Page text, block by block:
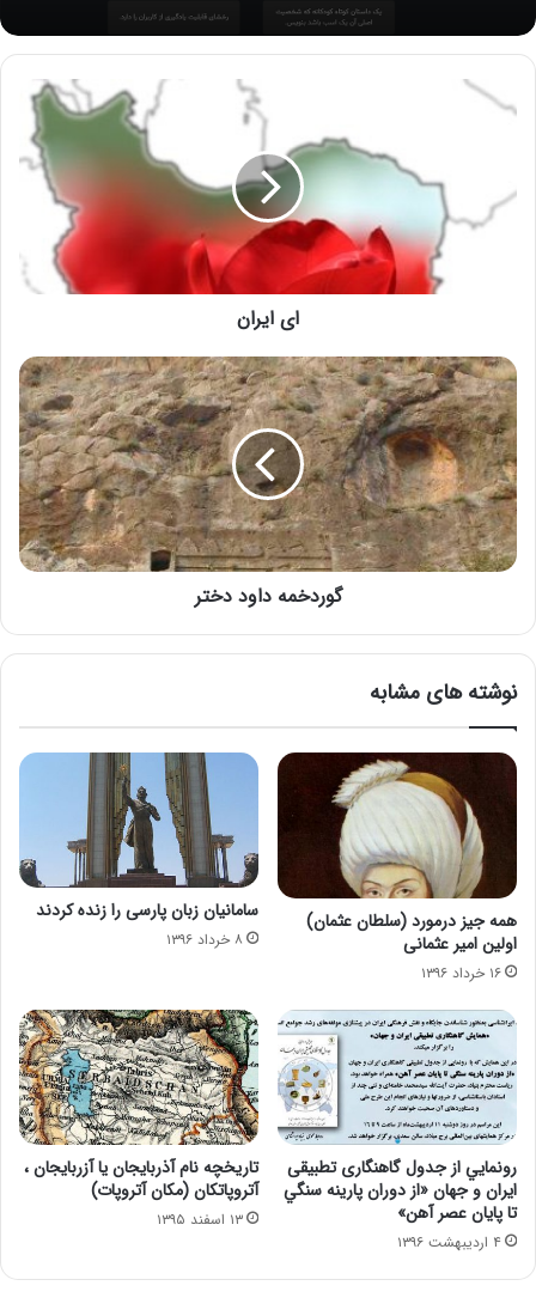
(رخشای نسخه زال) اولین سامانه هوش مصنوعی
ایرانی با تکیه بر دانش فرهنگی و ملی ایرانیان
ای ایران
گوردخمه داود دختر
نوشته های مشابه
همه جیز درمورد (سلطان عثمان)
اولین امیر عثمانی
۱۶ خرداد ۱۳۹۶
سامانیان زبان پارسی را زنده كردند
۸ خرداد ۱۳۹۶
رونمايي از جدول گاهنگاری تطبيقی
ايران و جهان «از دوران پارينه سنگي
تا پايان عصر آهن»
۴ اردیبهشت ۱۳۹۶
تاریخچه نام آذربایجان یا آزربایجان ،
آتروپاتکان (مکان آتروپات)
۱۳ اسفند ۱۳۹۵